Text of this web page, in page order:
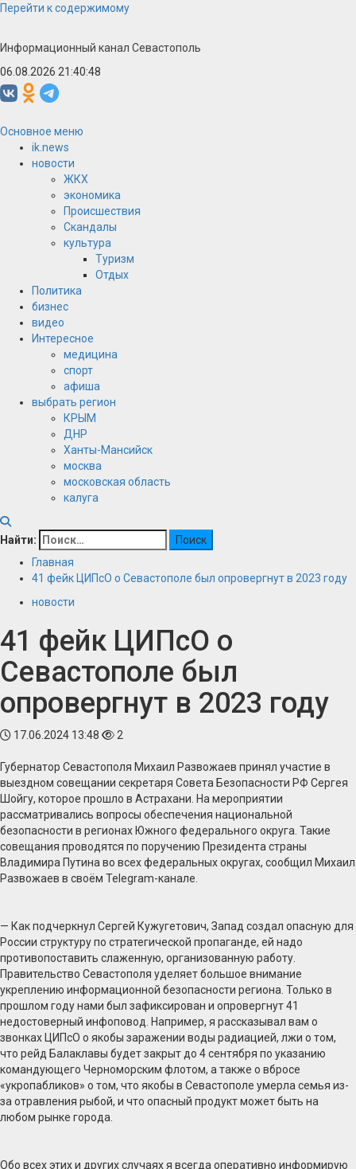
Перейти к содержимому
Информационный канал Севастополь
06.08.2026 21:40:48
Основное меню
ik.news
новости
ЖКХ
экономика
Происшествия
Скандалы
культура
Туризм
Отдых
Политика
бизнес
видео
Интересное
медицина
спорт
афиша
выбрать регион
КРЫМ
ДНР
Ханты-Мансийск
москва
московская область
калуга
Найти:
Главная
41 фейк ЦИПсО о Севастополе был опровергнут в 2023 году
новости
41 фейк ЦИПсО о
Севастополе был
опровергнут в 2023 году
17.06.2024 13:48 2
Губернатор Севастополя Михаил Развожаев принял участие в
выездном совещании секретаря Совета Безопасности РФ Сергея
Шойгу, которое прошло в Астрахани. На мероприятии
рассматривались вопросы обеспечения национальной
безопасности в регионах Южного федерального округа. Такие
совещания проводятся по поручению Президента страны
Владимира Путина во всех федеральных округах, сообщил Михаил
Развожаев в своём Telegram-канале.
— Как подчеркнул Сергей Кужугетович, Запад создал опасную для
России структуру по стратегической пропаганде, ей надо
противопоставить слаженную, организованную работу.
Правительство Севастополя уделяет большое внимание
укреплению информационной безопасности региона. Только в
прошлом году нами был зафиксирован и опровергнут 41
недостоверный инфоповод. Например, я рассказывал вам о
звонках ЦИПсО о якобы заражении воды радиацией, лжи о том,
что рейд Балаклавы будет закрыт до 4 сентября по указанию
командующего Черноморским флотом, а также о вбросе
«укропабликов» о том, что якобы в Севастополе умерла семья из-
за отравления рыбой, и что опасный продукт может быть на
любом рынке города.
Обо всех этих и других случаях я всегда оперативно информирую